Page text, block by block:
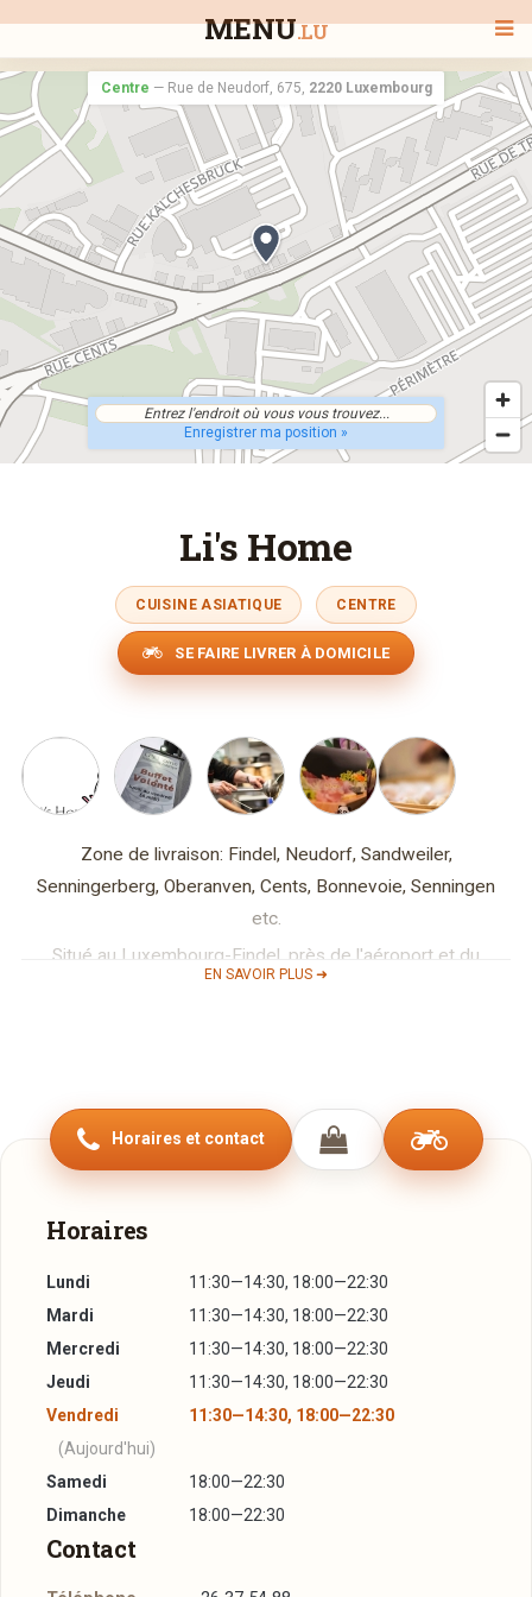
MENU.LU
BIENVENUE
TOUS LES RESTAURANTS
RECHERCHER UN RESTAURANT
Centre —Rue de Neudorf, 675, 2220 Luxembourg
Enregistrer ma position »
Li's Home
CUISINE ASIATIQUE CENTRE
SE FAIRE LIVRER À DOMICILE
EN SAVOIR PLUS ➜
Zone de livraison: Findel, Neudorf, Sandweiler,
Senningerberg, Oberanven, Cents, Bonnevoie, Senningen
etc.
Situé au Luxembourg-Findel, près de l'aéroport et du
barbecue coréen. "Gogigui" signifie "viande + grillade" et se
réfère à la méthode coréenne de faire griller de la viande à
la table.
Il y a non seulement des spécialités japonaises et
Soyez les bienvenus et prenez le plaisir de savourer nos
plats variés!
Horaires et contact
Horaires
Lundi
11:30—14:30, 18:00—22:30
Mardi
11:30—14:30, 18:00—22:30
Mercredi
11:30—14:30, 18:00—22:30
Jeudi
11:30—14:30, 18:00—22:30
Vendredi
11:30—14:30, 18:00—22:30
(Aujourd'hui)
Samedi
18:00—22:30
Dimanche
18:00—22:30
Contact